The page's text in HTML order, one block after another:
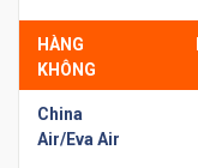
HÀNG
KHÔNG
China
Air/Eva Air